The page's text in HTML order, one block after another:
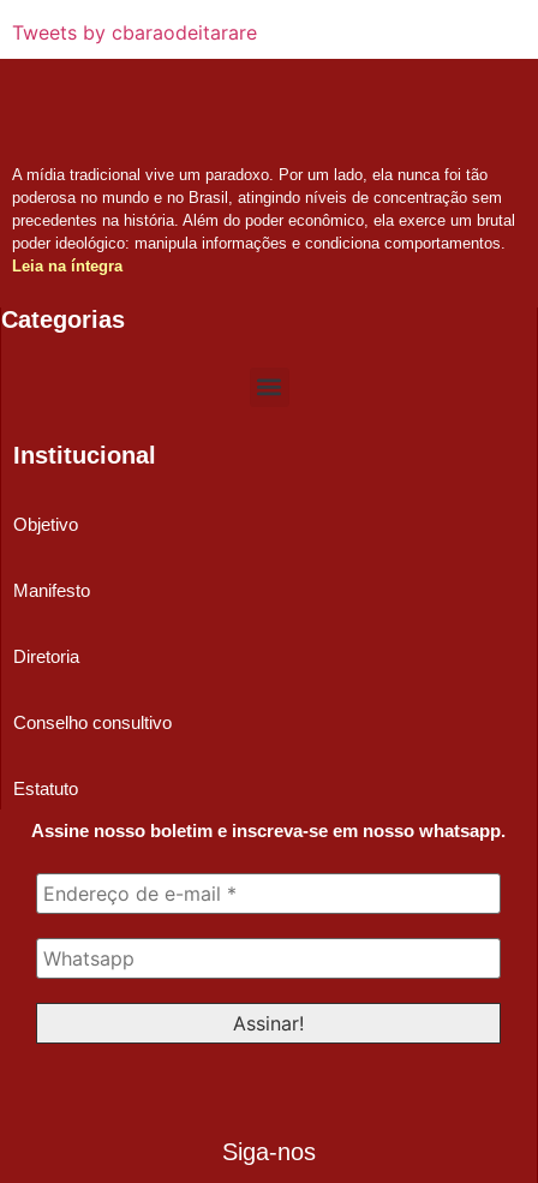
Tweets by cbaraodeitarare
A mídia tradicional vive um paradoxo. Por um lado, ela nunca foi tão
poderosa no mundo e no Brasil, atingindo níveis de concentração sem
precedentes na história. Além do poder econômico, ela exerce um brutal
poder ideológico: manipula informações e condiciona comportamentos.
Leia na íntegra
Categorias
Institucional
Objetivo
Manifesto
Diretoria
Conselho consultivo
Estatuto
Assine nosso boletim e inscreva-se em nosso whatsapp.
Siga-nos